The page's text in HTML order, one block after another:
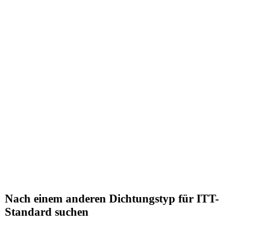
Nach einem anderen Dichtungstyp für ITT-
Standard suchen